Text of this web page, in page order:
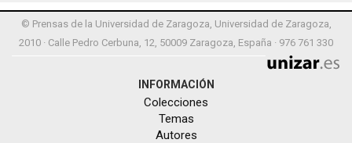
© Prensas de la Universidad de Zaragoza, Universidad de Zaragoza,
2010 · Calle Pedro Cerbuna, 12, 50009 Zaragoza, España · 976 761 330
INFORMACIÓN
Colecciones
Temas
Autores